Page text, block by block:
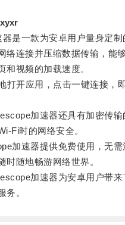
一款为安卓用户量身定制
络连接并压缩数据传输，能
和视频的加载速度。
开应用，点击一键连接，
加速器还具有加密传输
Fi时的网络安全。
速器提供免费使用，无需
时随地畅游网络世界。
加速器为安卓用户带来
务。